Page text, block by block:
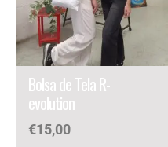
Bolsa de Tela R-
evolution
€15,00